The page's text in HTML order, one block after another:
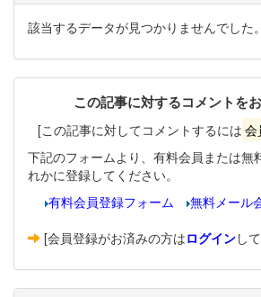
該当するデータが見つかりませんでした。
この記事に対するコメントを
[この記事に対してコメントするには 会
下記のフォームより、有料会員または無
れかに登録してください。
有料会員登録フォーム
無料メール
[会員登録がお済みの方はログインし